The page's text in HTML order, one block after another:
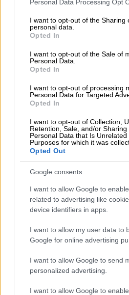
not limited to your visit or usage
grant or deny consent to Google
use your data for below specified
consent section.
Personal Data Processing Opt
I want to opt-out of the Sharing
personal data.
Opted In
I want to opt-out of the Sale of
Personal Data.
Opted In
I want to opt-out of processing
Personal Data for Targeted
Opted In
I want to opt-out of Collection,
Retention, Sale, and/or Sharing
Personal Data that Is Unrelated
Purposes for which it was
Opted Out
Google consents
I want to allow Google to
related to advertising like
device identifiers in apps.
I want to allow my user data to
Google for online advertising
I want to allow Google to send
personalized advertising.
I want to allow Google to
Θέατρο|06.04.2026 18:40
Εθνική Λυρική: Η νέα
του Άλκη Μπαλτά
Εναλλακτική Σκηνή
Τον ρόλο του Τζορντάνο
ερμηνεύει ο διεθνώς
βαρύτονος Τάσης